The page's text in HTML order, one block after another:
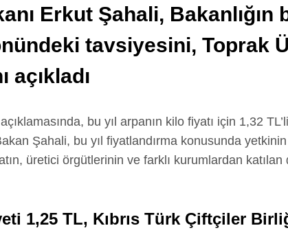
Erkut Şahali, Bakanlığın
tavsiyesini, Toprak
açıkladı
bu yıl arpanın kilo fiyatı için 1,32
Şahali, bu yıl fiyatlandırma konusunda
üretici örgütlerinin ve farklı kurumlardan
1,25 TL, Kıbrıs Türk Çiftçiler